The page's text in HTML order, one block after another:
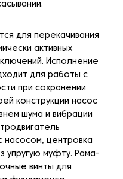
для перекачивания
активных
Исполнение
для работы с
при сохранении
конструкции насос
шума и вибрации
насосом, центровка
упругую муфту. Рама-
винты для